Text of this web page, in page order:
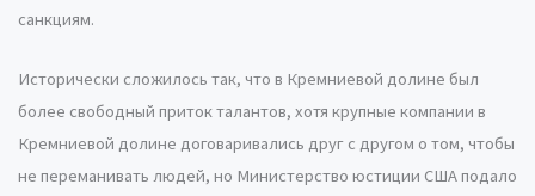
санкциям.
Исторически сложилось так, что в Кремниевой долине был
более свободный приток талантов, хотя крупные компании в
Кремниевой долине договаривались друг с другом о том, чтобы
не переманивать людей, но Министерство юстиции США подало